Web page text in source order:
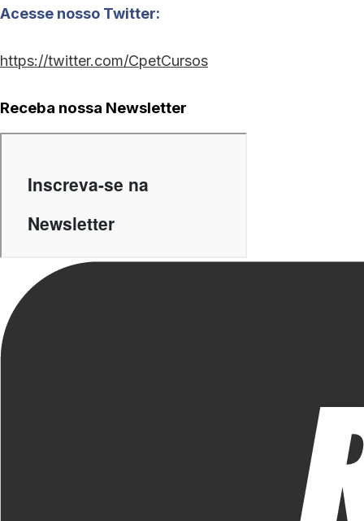
Acesse nosso Twitter:
https://twitter.com/CpetCursos
Receba nossa Newsletter